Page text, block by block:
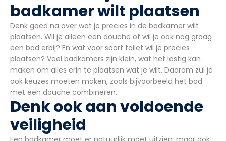
badkamer wilt plaatsen
Denk goed na over wat je precies in de badkamer wilt
plaatsen. Wil je alleen een douche of wil je ook nog graag
een bad erbij? En wat voor soort toilet wil je precies
plaatsen? Veel badkamers zijn klein, wat het lastig kan
maken om alles erin te plaatsen wat je wilt. Daarom zul je
ook keuzes moeten maken, zoals bijvoorbeeld het bad
met een douche combineren.
Denk ook aan voldoende
veiligheid